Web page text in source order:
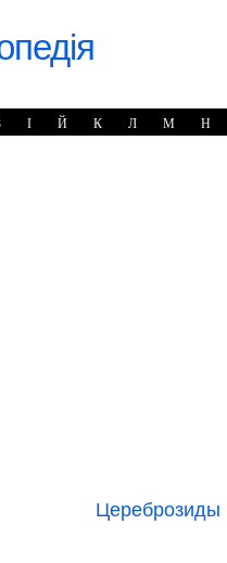
І Й К Л М Н
Цереброзиды